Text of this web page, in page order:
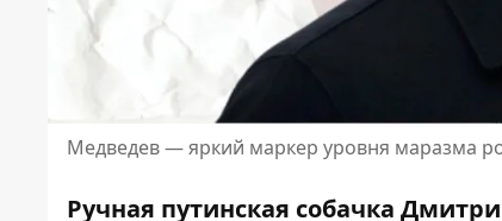
Медведев — яркий маркер уровня маразма
Ручная путинская собачка